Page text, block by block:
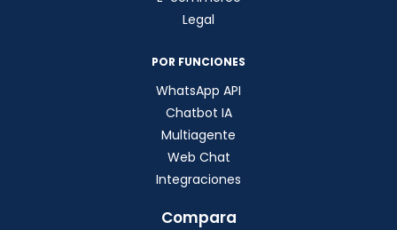
Legal
POR FUNCIONES
WhatsApp API
Chatbot IA
Multiagente
Web Chat
Integraciones
Compara